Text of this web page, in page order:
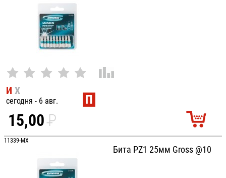
И Х
сегодня - 6 авг. П
15,00P
УБ.
11339-MX
Бита PZ1 25мм Gross @10